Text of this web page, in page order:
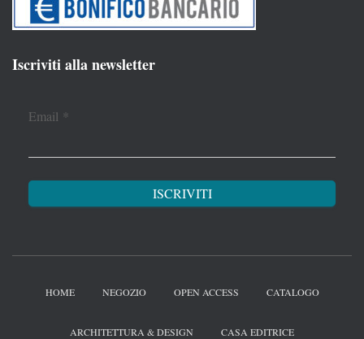
Iscriviti alla newsletter
Email *
HOME NEGOZIO OPEN ACCESS CATALOGO
ARCHITETTURA & DESIGN CASA EDITRICE